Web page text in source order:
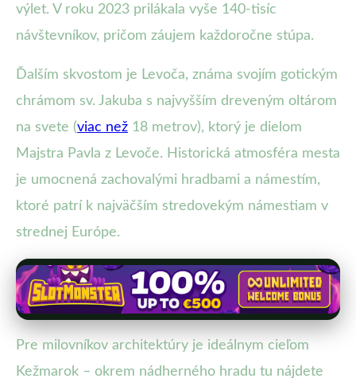
výlet. V roku 2023 prilákala vyše 140-tisíc
návštevníkov, pričom záujem každoročne stúpa.
Ďalším skvostom je Levoča, známa svojím gotickým
chrámom sv. Jakuba s najvyšším dreveným oltárom
na svete (viac než 18 metrov), ktorý je dielom
Majstra Pavla z Levoče. Historická atmosféra mesta
je umocnená zachovalými hradbami a námestím,
ktoré patrí k najväčším stredovekým námestiam v
strednej Európe.
Pre milovníkov architektúry je ideálnym cieľom
Kežmarok – okrem nádherného hradu tu nájdete